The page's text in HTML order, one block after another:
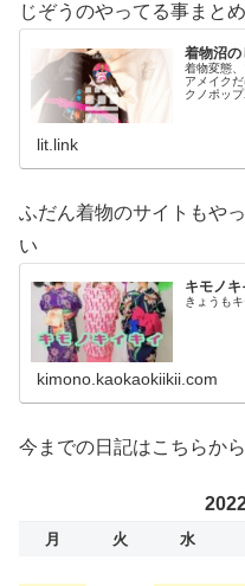
じぞうのやってる事まとめ
着物沼
着物変態
アメイク
クノポッ
lit.link
ふだん着物のサイトもや
い
キモノキ
きょうも
kimono.kaokaokiikii.com
今までの日記はこちらから
月 火 水